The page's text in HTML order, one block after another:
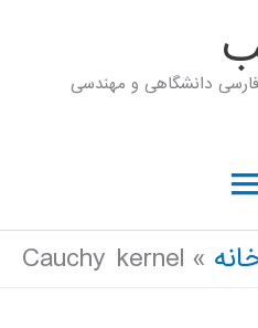
دانشگاهی و مهندسی
Cauchy kernel